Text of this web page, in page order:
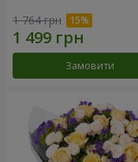
1 764 грн
Замовити